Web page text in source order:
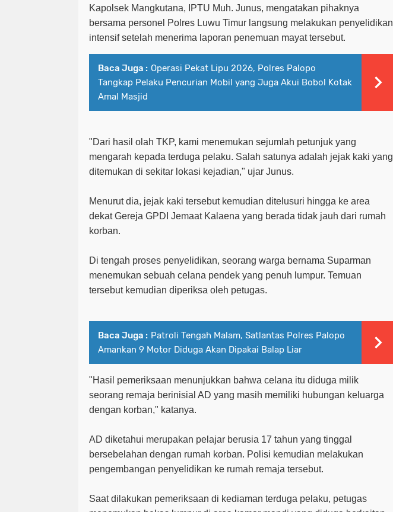
Kapolsek Mangkutana, IPTU Muh. Junus, mengatakan pihaknya
bersama personel Polres Luwu Timur langsung melakukan penyelidikan
intensif setelah menerima laporan penemuan mayat tersebut.
Baca Juga : Operasi Pekat Lipu 2026, Polres Palopo
Tangkap Pelaku Pencurian Mobil yang Juga Akui Bobol Kotak
Amal Masjid
"Dari hasil olah TKP, kami menemukan sejumlah petunjuk yang
mengarah kepada terduga pelaku. Salah satunya adalah jejak kaki yang
ditemukan di sekitar lokasi kejadian," ujar Junus.
Menurut dia, jejak kaki tersebut kemudian ditelusuri hingga ke area
dekat Gereja GPDI Jemaat Kalaena yang berada tidak jauh dari rumah
korban.
Di tengah proses penyelidikan, seorang warga bernama Suparman
menemukan sebuah celana pendek yang penuh lumpur. Temuan
tersebut kemudian diperiksa oleh petugas.
Baca Juga : Patroli Tengah Malam, Satlantas Polres Palopo
Amankan 9 Motor Diduga Akan Dipakai Balap Liar
"Hasil pemeriksaan menunjukkan bahwa celana itu diduga milik
seorang remaja berinisial AD yang masih memiliki hubungan keluarga
dengan korban," katanya.
AD diketahui merupakan pelajar berusia 17 tahun yang tinggal
bersebelahan dengan rumah korban. Polisi kemudian melakukan
pengembangan penyelidikan ke rumah remaja tersebut.
Saat dilakukan pemeriksaan di kediaman terduga pelaku, petugas